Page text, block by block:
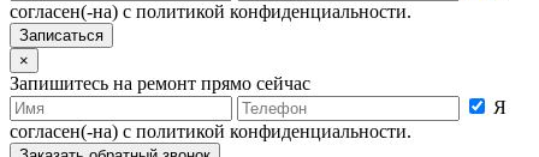
согласен(-на) с политикой конфиденциальности.
×
Запишитесь на ремонт прямо сейчас
Я
согласен(-на) с политикой конфиденциальности.